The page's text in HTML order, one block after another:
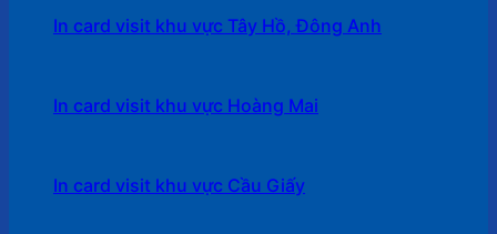
In card visit khu vực Tây Hồ, Đông Anh
In card visit khu vực Hoàng Mai
In card visit khu vực Cầu Giấy